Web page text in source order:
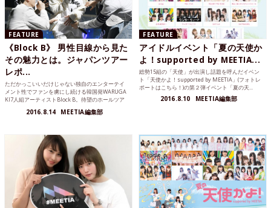
FEATURE
《Block B》 男性目線から見た
その魅力とは。ジャパンツアー
レポ...
ただかっこいいだけじゃない独自のエンターテイ
メント性でファンを虜にし続ける韓国発WARUGA
KI7人組アーティストBlock B。待望のホールツア
2016.8.14 MEETIA編集部
FEATURE
アイドルイベント「夏の天使か
よ！supported by MEETIA...
総勢15組の「天使」が出演し話題を呼んだイベン
ト「天使かよ！supported by MEETIA」(フォトレ
ポートはこちら！)の第２弾イベント「夏の天...
2016.8.10 MEETIA編集部